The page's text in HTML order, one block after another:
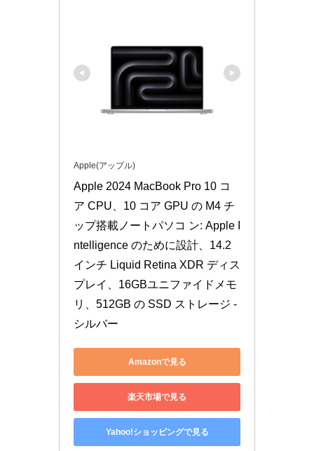
Apple(アップル)
Apple 2024 MacBook Pro 10 コ
ア CPU、10 コア GPU の M4 チ
ップ搭載ノートパソコ ン: Apple I
ntelligence のために設計、14.2
インチ Liquid Retina XDR ディス
プレイ、16GBユニファイドメモ
リ、512GB の SSD ストレージ -
シルバー
Amazonで見る
楽天市場で見る
Yahoo!ショッピングで見る